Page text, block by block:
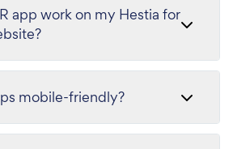
app work on my Hestia for
mobile-friendly?